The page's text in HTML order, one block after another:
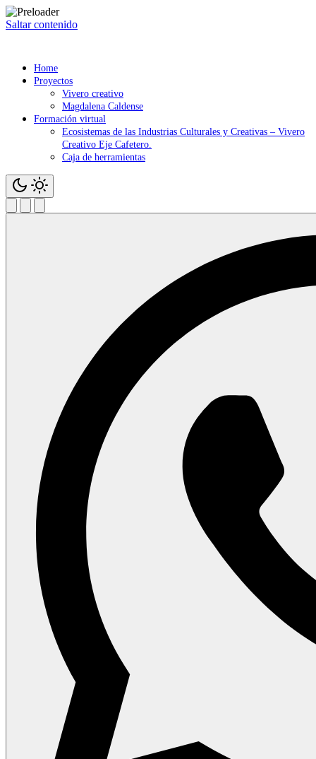
Saltar contenido
Home
Proyectos
Vivero creativo
Magdalena Caldense
Formación virtual
Ecosistemas de las Industrias Culturales y Creativas – Vivero
Creativo Eje Cafetero.
Caja de herramientas